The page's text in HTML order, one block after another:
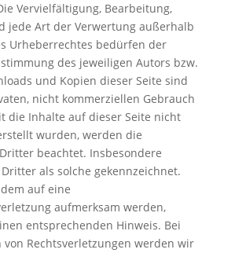
Vervielfältigung, Bearbeitung,
jede Art der Verwertung außerhalb
Urheberrechtes bedürfen der
des jeweiligen Autors bzw.
und Kopien dieser Seite sind
nicht kommerziellen Gebrauch
die Inhalte auf dieser Seite nicht
wurden, werden die
beachtet. Insbesondere
als solche gekennzeichnet.
auf eine
aufmerksam werden,
entsprechenden Hinweis. Bei
von Rechtsverletzungen werden wir